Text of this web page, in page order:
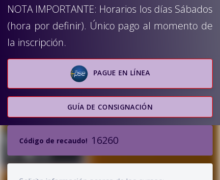
NOTA IMPORTANTE: Horarios los días Sábados
(hora por definir). Único pago al momento de
la inscripción.
PAGUE EN LÍNEA
GUÍA DE CONSIGNACIÓN
Código de recaudo! 16260